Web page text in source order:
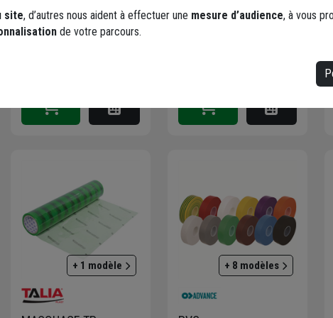
agence
Livraison disponible selon
agence
+ 1 modèle + 8 modèles
site, d’autres nous aident à effectuer une mesure d’audience, à vous
de votre parcours.